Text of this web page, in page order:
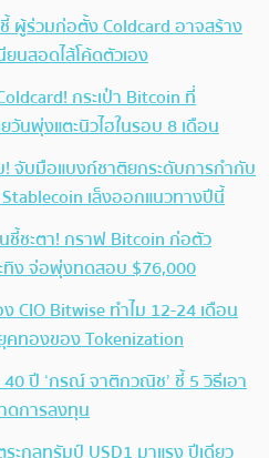
ผู้ร่วมก่อตั้ง Coldcard อาจสร้าง
นสอดไส้โค้ดตัวเอง
กระเป๋า Bitcoin ที่
วันพุ่งแตะนิวไฮในรอบ 8 เดือน
! จับมือแบงก์ชาติยกระดับการกำกับ
เล็งออกแนวทางปีนี้
ชี้ชะตา! กราฟ Bitcoin ก่อตัว
ทิง จ่อพุ่งทดสอบ $76,000
CIO Bitwise ทำไม 12-24 เดือน
ทองของ Tokenization
ปี ‘กรณ์ จาติกวณิช’ ชี้ 5 วิธีเอา
ดการลงทุน